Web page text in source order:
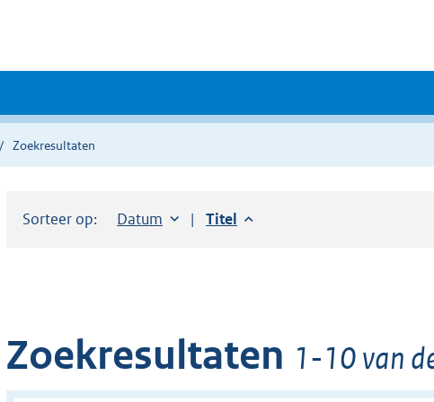
Zoekresultaten
Sorteer op: Sorteer op:
Datum aflopendSorteer op:
Titel aflopend
Zoekresultaten 1-10 van